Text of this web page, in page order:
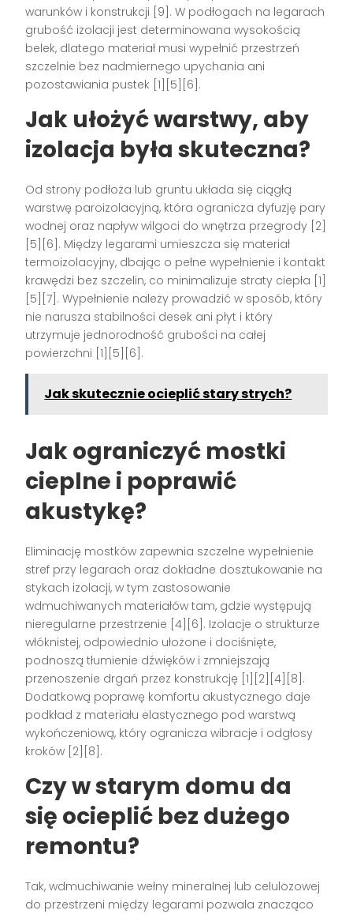
warunków i konstrukcji [9]. W podłogach na legarach
grubość izolacji jest determinowana wysokością
belek, dlatego materiał musi wypełnić przestrzeń
szczelnie bez nadmiernego upychania ani
pozostawiania pustek [1][5][6].
Jak ułożyć warstwy, aby
izolacja była skuteczna?
Od strony podłoża lub gruntu układa się ciągłą
warstwę paroizolacyjną, która ogranicza dyfuzję pary
wodnej oraz napływ wilgoci do wnętrza przegrody [2]
[5][6]. Między legarami umieszcza się materiał
termoizolacyjny, dbając o pełne wypełnienie i kontakt
krawędzi bez szczelin, co minimalizuje straty ciepła [1]
[5][7]. Wypełnienie należy prowadzić w sposób, który
nie narusza stabilności desek ani płyt i który
utrzymuje jednorodność grubości na całej
powierzchni [1][5][6].
Jak skutecznie ocieplić stary strych?
Jak ograniczyć mostki
cieplne i poprawić
akustykę?
Eliminację mostków zapewnia szczelne wypełnienie
stref przy legarach oraz dokładne dosztukowanie na
stykach izolacji, w tym zastosowanie
wdmuchiwanych materiałów tam, gdzie występują
nieregularne przestrzenie [4][6]. Izolacje o strukturze
włóknistej, odpowiednio ułożone i dociśnięte,
podnoszą tłumienie dźwięków i zmniejszają
przenoszenie drgań przez konstrukcję [1][2][4][8].
Dodatkową poprawę komfortu akustycznego daje
podkład z materiału elastycznego pod warstwą
wykończeniową, który ogranicza wibracje i odgłosy
kroków [2][8].
Czy w starym domu da
się ocieplić bez dużego
remontu?
Tak, wdmuchiwanie wełny mineralnej lub celulozowej
do przestrzeni między legarami pozwala znacząco